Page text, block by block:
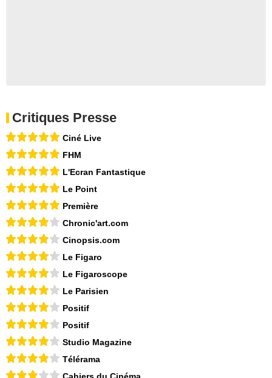
Critiques Presse
Ciné Live
FHM
L'Ecran Fantastique
Le Point
Première
Chronic'art.com
Cinopsis.com
Le Figaro
Le Figaroscope
Le Parisien
Positif
Positif
Studio Magazine
Télérama